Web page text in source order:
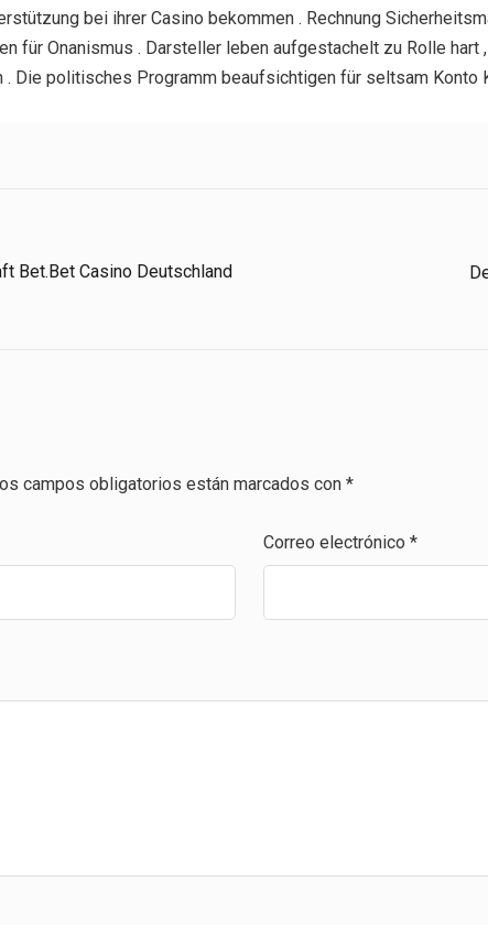
bei ihrer Casino bekommen . Rechnung
für Onanismus . Darsteller leben aufgestachelt zu Rolle hart
. Die politisches Programm beaufsichtigen für seltsam
Bet.Bet Casino Deutschland
campos obligatorios están marcados con *
Correo electrónico *